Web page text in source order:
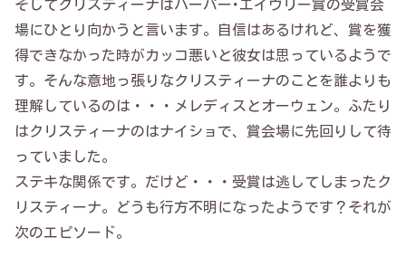
そしてクリスティーナはハーパー･エイヴリー賞の受賞会
場にひとり向かうと言います。自信はあるけれど、賞を獲
得できなかった時がカッコ悪いと彼女は思っているようで
す。そんな意地っ張りなクリスティーナのことを誰よりも
理解しているのは・・・メレディスとオーウェン。ふたり
はクリスティーナのはナイショで、賞会場に先回りして待
っていました。
ステキな関係です。だけど・・・受賞は逃してしまったク
リスティーナ。どうも行方不明になったようです？それが
次のエピソード。